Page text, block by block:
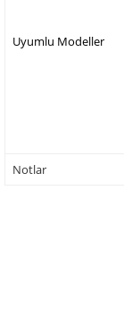
Uyumlu Modeller
Notlar